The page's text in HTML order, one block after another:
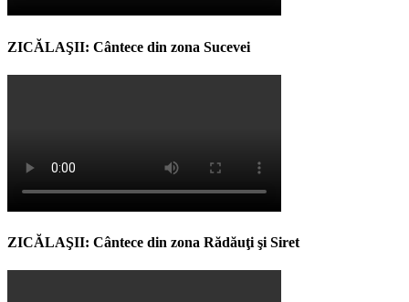
ZICĂLAŞII: Cântece din zona Sucevei
ZICĂLAŞII: Cântece din zona Rădăuţi şi Siret